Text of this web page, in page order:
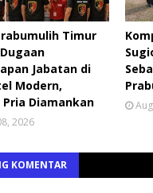
Timur
Jabatan di
Modern,
Pria Diamankan
2026
KOMENTAR